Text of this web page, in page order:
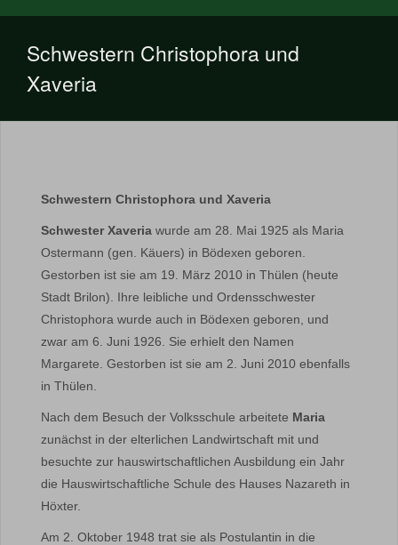
Schwestern Christophora und
Xaveria
Schwestern Christophora und Xaveria
Schwester Xaveria wurde am 28. Mai 1925 als Maria
Ostermann (gen. Käuers) in Bödexen geboren.
Gestorben ist sie am 19. März 2010 in Thülen (heute
Stadt Brilon). Ihre leibliche und Ordensschwester
Christophora wurde auch in Bödexen geboren, und
zwar am 6. Juni 1926. Sie erhielt den Namen
Margarete. Gestorben ist sie am 2. Juni 2010 ebenfalls
in Thülen.
Nach dem Besuch der Volksschule arbeitete Maria
zunächst in der elterlichen Landwirtschaft mit und
besuchte zur hauswirtschaftlichen Ausbildung ein Jahr
die Hauswirtschaftliche Schule des Hauses Nazareth in
Höxter.
Am 2. Oktober 1948 trat sie als Postulantin in die